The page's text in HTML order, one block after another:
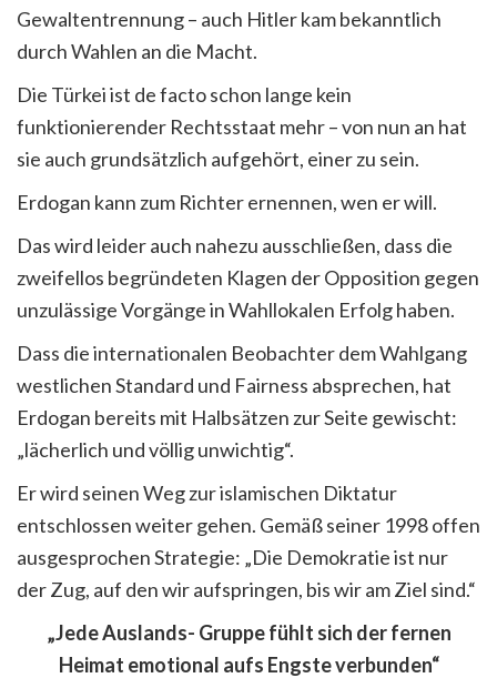
Gewaltentrennung – auch Hitler kam bekanntlich
durch Wahlen an die Macht.
Die Türkei ist de facto schon lange kein
funktionierender Rechtsstaat mehr – von nun an hat
sie auch grundsätzlich aufgehört, einer zu sein.
Erdogan kann zum Richter ernennen, wen er will.
Das wird leider auch nahezu ausschließen, dass die
zweifellos begründeten Klagen der Opposition gegen
unzulässige Vorgänge in Wahllokalen Erfolg haben.
Dass die internationalen Beobachter dem Wahlgang
westlichen Standard und Fairness absprechen, hat
Erdogan bereits mit Halbsätzen zur Seite gewischt:
„lächerlich und völlig unwichtig“.
Er wird seinen Weg zur islamischen Diktatur
entschlossen weiter gehen. Gemäß seiner 1998 offen
ausgesprochen Strategie: „Die Demokratie ist nur
der Zug, auf den wir aufspringen, bis wir am Ziel sind.“
„Jede Auslands- Gruppe fühlt sich der fernen
Heimat emotional aufs Engste verbunden“